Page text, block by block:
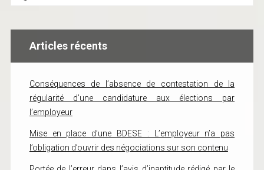
Articles récents
Conséquences de l’absence de contestation de la
régularité d’une candidature aux élections par
l’employeur
Mise en place d’une BDESE : L’employeur n’a pas
l’obligation d’ouvrir des négociations sur son contenu